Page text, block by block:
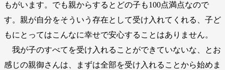
もがいます。でも親からするとどの子も100点満点なので
す。親が自分をそういう存在として受け入れてくれる、子ど
もにとってはこんなに幸せで安心することはありません。
我が子のすべてを受け入れることができていないな、とお
感じの親御さんは、まずは全部を受け入れることから始めま